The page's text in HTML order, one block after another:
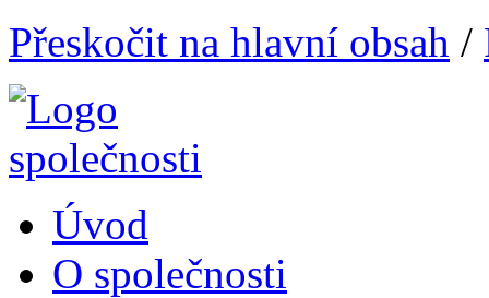
Přeskočit na hlavní obsah /
Úvod
O společnosti